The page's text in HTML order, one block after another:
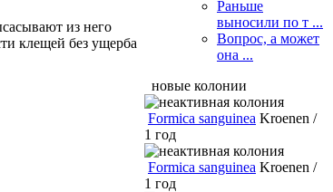
из него
клещей без ущерба
Раньше
выносили по т ...
Вопрос, а может
она ...
новые колонии
Formica sanguinea Kroenen /
1 год
Formica sanguinea Kroenen /
1 год